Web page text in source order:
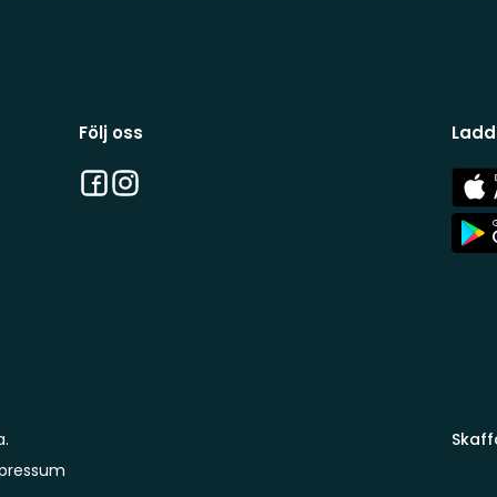
Följ oss
Facebook
Instagram
App
Store
App
Store